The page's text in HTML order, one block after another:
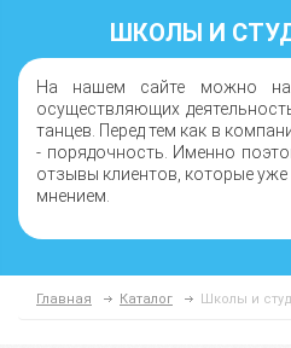
ШКОЛЫ И
На нашем сайте можно
осуществляющих
танцев. Перед тем как в
- порядочность. Именно
отзывы клиентов, которые
мнением.
Главная Каталог Школы и